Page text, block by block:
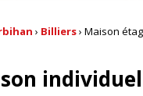
› Billiers›Maison